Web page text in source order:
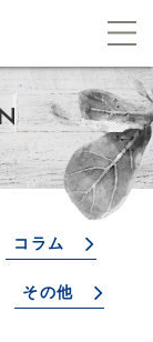
コラム
その他